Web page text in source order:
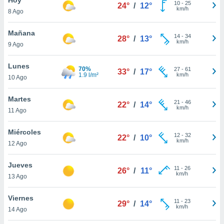
en
más
nuestra
de
cookies
aceptar
8 Ago
24° / 12° 10- 25
km/h
Mañana
9 Ago
28° / 13° 14- 34
km/h
Lunes
10 Ago
70%
1.9 l/m²
33° / 17° 27- 61
km/h
Martes
11 Ago
22° / 14° 21 - 46
km/h
Miércoles
12 Ago
22° / 10° 12- 32
km/h
Jueves
13 Ago
26° / 11° 11 - 26
km/h
Viernes
14 Ago
29° / 14° 11 - 23
km/h